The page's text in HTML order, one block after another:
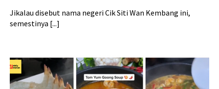
Jikalau disebut nama negeri Cik Siti Wan Kembang ini,
semestinya [...]